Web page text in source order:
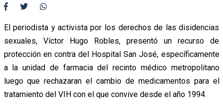
El periodista y activista por los derechos de las disidencias
sexuales, Víctor Hugo Robles, presentó un recurso de
protección en contra del Hospital San José, específicamente
a la unidad de farmacia del recinto médico metropolitano
luego que rechazaran el cambio de medicamentos para el
tratamiento del VIH con el que convive desde el año 1994.